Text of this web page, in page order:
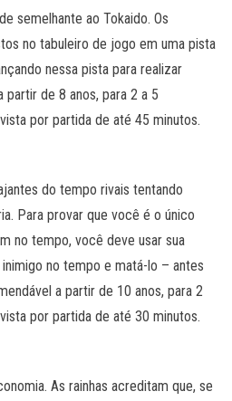
semelhante ao Tokaido. Os
no tabuleiro de jogo em uma pista
nessa pista para realizar
de 8 anos, para 2 a 5
por partida de até 45 minutos.
do tempo rivais tentando
Para provar que você é o único
no tempo, você deve usar sua
no tempo e matá-lo – antes
a partir de 10 anos, para 2
por partida de até 30 minutos.
As rainhas acreditam que, se